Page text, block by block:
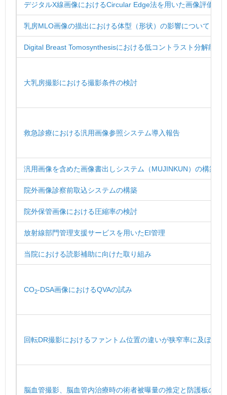
デジタルX線画像におけるCircular Edge法を用いた画像評価の
乳房MLO画像の描出における体型（形状）の影響について
Digital Breast Tomosynthesisにおける低コントラスト分解能の
大乳房撮影における撮影条件の検討
救急診療における汎用画像参照システム導入報告
汎用画像を含めた画像書出しシステム（MUJINKUN）の構築
院外画像診察前取込システムの構築
院外保管画像における圧縮率の検討
放射線部門管理支援サービスを用いたEI管理
当院における読影補助に向けた取り組み
CO2-DSA画像におけるQVAの試み
回転DR撮影におけるファントム位置の違いが狭窄率に及ぼす影
脳血管撮影、脳血管内治療時の術者被曝量の推定と防護板の位